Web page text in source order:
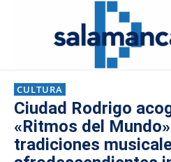
CULTURA
Ciudad Rodrigo
«Ritmos del
tradiciones